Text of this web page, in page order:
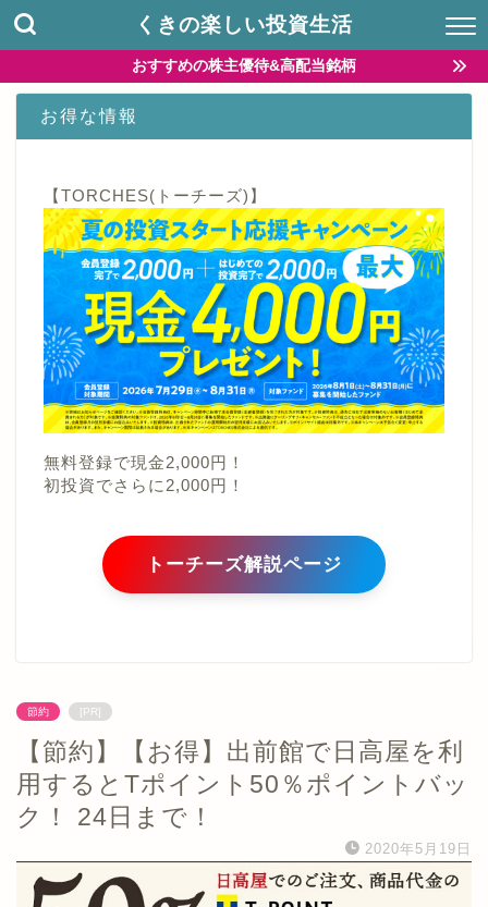
くきの楽しい投資生活
おすすめの株主優待&高配当銘柄
お得な情報
【TORCHES(トーチーズ)】
無料登録で現金2,000円！
初投資でさらに2,000円！
トーチーズ解説ページ
節約 [PR]
【節約】【お得】出前館で日高屋を利
用するとTポイント50％ポイントバッ
ク！ 24日まで！
2020年5月19日